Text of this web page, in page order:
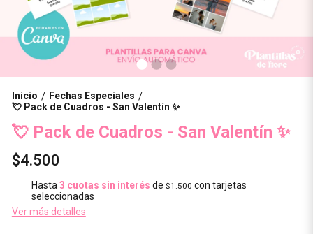
Inicio / Fechas Especiales /
💘 Pack de Cuadros - San Valentín ✨
💘 Pack de Cuadros - San Valentín ✨
$4.500
Hasta3 cuotas sin interés de $1.500 con tarjetas
seleccionadas
Ver más detalles